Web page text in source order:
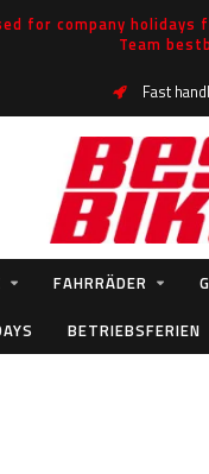
for company
Team
Fast
FAHRRÄDER
BETRIEBSFERIEN